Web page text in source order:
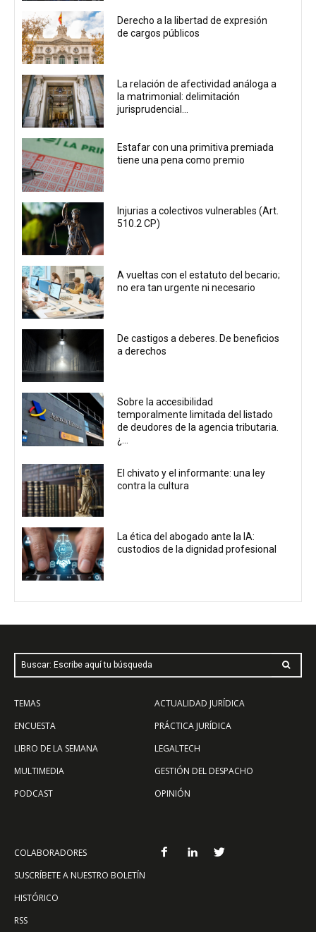
Derecho a la libertad de expresión
de cargos públicos
La relación de afectividad análoga a
la matrimonial: delimitación
jurisprudencial...
Estafar con una primitiva premiada
tiene una pena como premio
Injurias a colectivos vulnerables (Art.
510.2 CP)
A vueltas con el estatuto del becario;
no era tan urgente ni necesario
De castigos a deberes. De beneficios
a derechos
Sobre la accesibilidad
temporalmente limitada del listado
de deudores de la agencia tributaria.
¿...
El chivato y el informante: una ley
contra la cultura
La ética del abogado ante la IA:
custodios de la dignidad profesional
Buscar: Escribe aquí tu búsqueda
TEMAS
ENCUESTA
LIBRO DE LA SEMANA
MULTIMEDIA
PODCAST
ACTUALIDAD JURÍDICA
PRÁCTICA JURÍDICA
LEGALTECH
GESTIÓN DEL DESPACHO
OPINIÓN
COLABORADORES
SUSCRÍBETE A NUESTRO BOLETÍN
HISTÓRICO
RSS